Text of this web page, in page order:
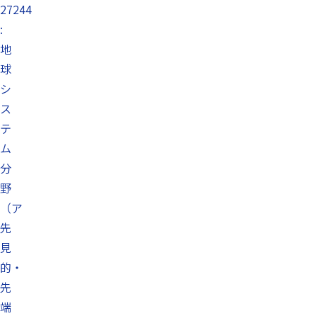
27244
:
地
球
シ
ス
テ
ム
分
野
（ア
先
見
的・
先
端